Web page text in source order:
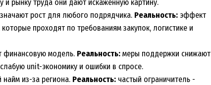
и рынку труда они дают искажённую картину.
рост для любого подрядчика. Реальность: эффект
проходят по требованиям закупок, логистике и
финансовую модель. Реальность: меры поддержки снижают
unit-экономику и ошибки в спросе.
найм из-за региона. Реальность: частый ограничитель -